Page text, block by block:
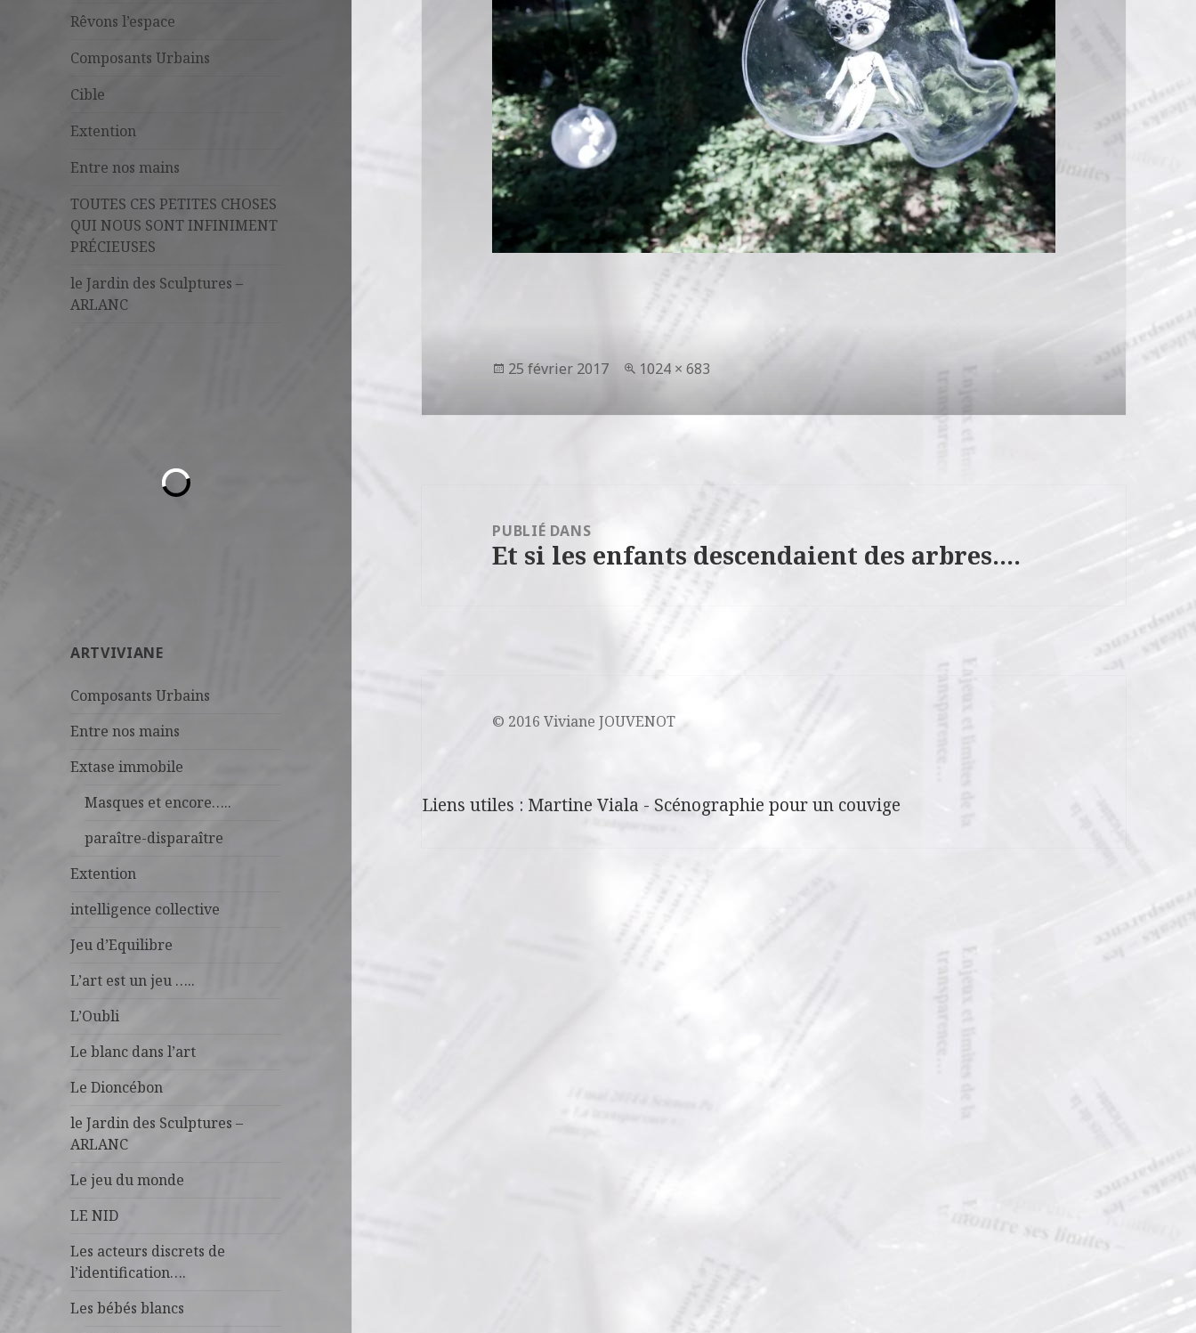
Rêvons l’espace
Composants Urbains
Cible
Extention
Entre nos mains
TOUTES CES PETITES CHOSES
QUI NOUS SONT INFINIMENT
PRÉCIEUSES
le Jardin des Sculptures –
ARLANC
ARTVIVIANE
Composants Urbains
Entre nos mains
Extase immobile
Masques et encore…..
paraître-disparaître
Extention
intelligence collective
Jeu d’Equilibre
L’art est un jeu …..
L’Oubli
Le blanc dans l’art
Le Dioncébon
le Jardin des Sculptures –
ARLANC
Le jeu du monde
LE NID
Les acteurs discrets de
l’identification….
Les bébés blancs
Publié
25 février 2017
Taille
1024 × 683
l’article
PUBLIÉ DANS
Et si les enfants descendaient des arbres….
© 2016 Viviane JOUVENOT
Liens utiles : Martine Viala - Scénographie pour un couvige